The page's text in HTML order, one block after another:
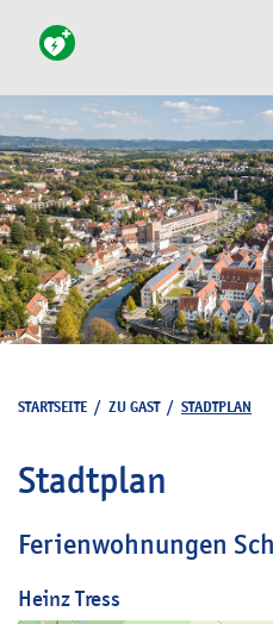
STARTSEITE / ZU GAST/ STADTPLAN
Stadtplan
Ferienwohnungen
Heinz Tress